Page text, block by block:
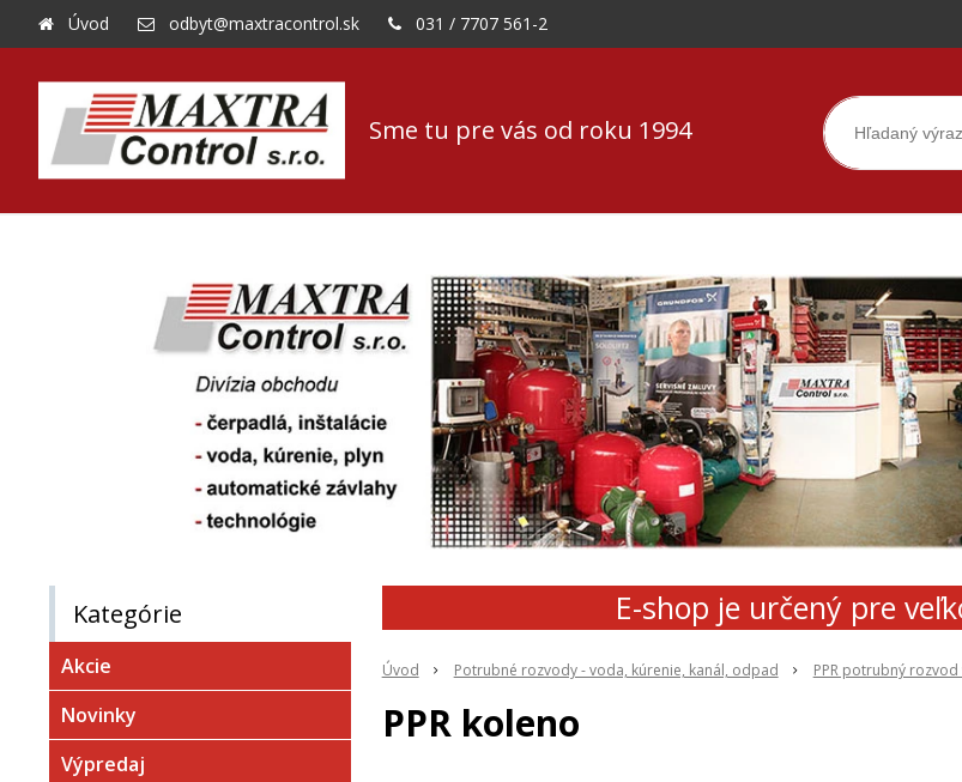
Sme tu pre vás od roku 1994
Úvod odbyt@maxtracontrol.sk 031 / 7707 561-2
E-shop je určený pre
Úvod Potrubné rozvody - voda, kúrenie, kanál, odpad PPR potrubný
PPR koleno
Kategórie
Akcie
Novinky
Výpredaj